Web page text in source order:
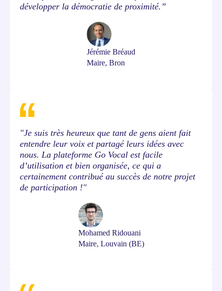
développer la démocratie de proximité.”
Jérémie Bréaud
Maire, Bron
"Je suis très heureux que tant de gens aient fait
entendre leur voix et partagé leurs idées avec
nous. La plateforme Go Vocal est facile
d’utilisation et bien organisée, ce qui a
certainement contribué au succès de notre projet
de participation !"
Mohamed Ridouani
Maire, Louvain (BE)